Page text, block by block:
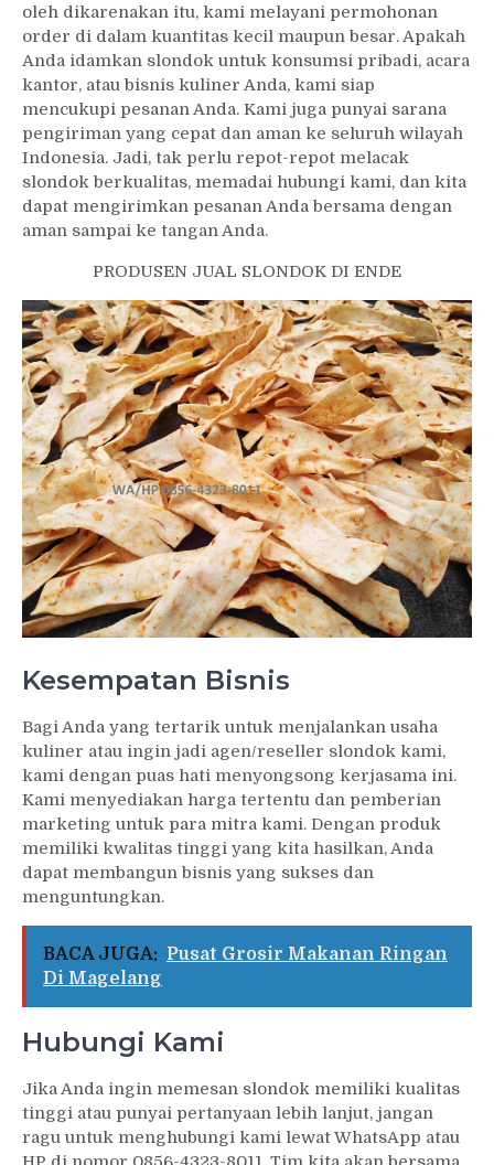
oleh dikarenakan itu, kami melayani permohonan
order di dalam kuantitas kecil maupun besar. Apakah
Anda idamkan slondok untuk konsumsi pribadi, acara
kantor, atau bisnis kuliner Anda, kami siap
mencukupi pesanan Anda. Kami juga punyai sarana
pengiriman yang cepat dan aman ke seluruh wilayah
Indonesia. Jadi, tak perlu repot-repot melacak
slondok berkualitas, memadai hubungi kami, dan kita
dapat mengirimkan pesanan Anda bersama dengan
aman sampai ke tangan Anda.
PRODUSEN JUAL SLONDOK DI ENDE
Kesempatan Bisnis
Bagi Anda yang tertarik untuk menjalankan usaha
kuliner atau ingin jadi agen/reseller slondok kami,
kami dengan puas hati menyongsong kerjasama ini.
Kami menyediakan harga tertentu dan pemberian
marketing untuk para mitra kami. Dengan produk
memiliki kwalitas tinggi yang kita hasilkan, Anda
dapat membangun bisnis yang sukses dan
menguntungkan.
BACA JUGA: Pusat Grosir Makanan Ringan
Di Magelang
Hubungi Kami
Jika Anda ingin memesan slondok memiliki kualitas
tinggi atau punyai pertanyaan lebih lanjut, jangan
ragu untuk menghubungi kami lewat WhatsApp atau